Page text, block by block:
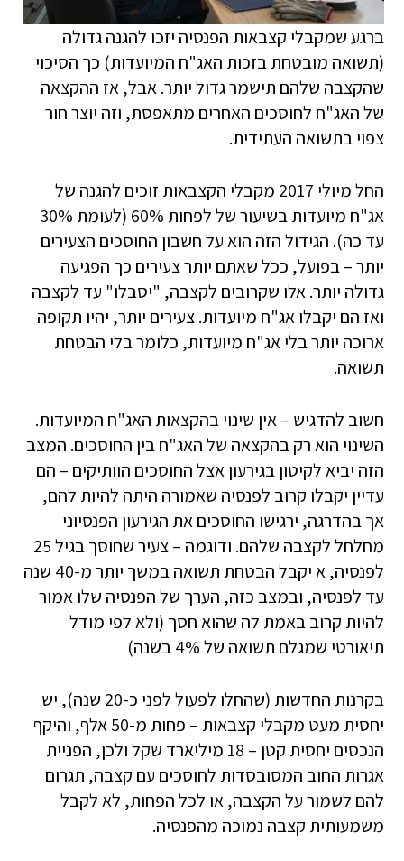
ברגע שמקבלי קצבאות הפנסיה יזכו להגנה גדולה
(תשואה מובטחת בזכות האג"ח המיועדות) כך הסיכוי
שהקצבה שלהם תישמר גדול יותר. אבל, אז ההקצאה
של האג"ח לחוסכים האחרים מתאפסת, וזה יוצר חור
צפוי בתשואה העתידית.
החל מיולי 2017 מקבלי הקצבאות זוכים להגנה של
אג"ח מיועדות בשיעור של לפחות 60% (לעומת 30%
עד כה). הגידול הזה הוא על חשבון החוסכים הצעירים
יותר – בפועל, ככל שאתם יותר צעירים כך הפגיעה
גדולה יותר. אלו שקרובים לקצבה, "יסבלו" עד לקצבה
ואז הם יקבלו אג"ח מיועדות. צעירים יותר, יהיו תקופה
ארוכה יותר בלי אג"ח מיועדות, כלומר בלי הבטחת
תשואה.
חשוב להדגיש – אין שינוי בהקצאות האג"ח המיועדות.
השינוי הוא רק בהקצאה של האג"ח בין החוסכים. המצב
הזה יביא לקיטון בגירעון אצל החוסכים הוותיקים – הם
עדיין יקבלו קרוב לפנסיה שאמורה היתה להיות להם,
אך בהדרגה, ירגישו החוסכים את הגירעון הפנסיוני
מחלחל לקצבה שלהם. ודוגמה – צעיר שחוסך בגיל 25
לפנסיה, א יקבל הבטחת תשואה במשך יותר מ-40 שנה
עד לפנסיה, ובמצב כזה, הערך של הפנסיה שלו אמור
להיות קרוב באמת לה שהוא חסך (ולא לפי מודל
תיאורטי שמגלם תשואה של 4% בשנה)
בקרנות החדשות (שהחלו לפעול לפני כ-20 שנה), יש
יחסית מעט מקבלי קצבאות – פחות מ-50 אלף, והיקף
הנכסים יחסית קטן – 18 מיליארד שקל ולכן, הפניית
אגרות החוב המסובסדות לחוסכים עם קצבה, תגרום
להם לשמור על הקצבה, או לכל הפחות, לא לקבל
משמעותית קצבה נמוכה מהפנסיה.